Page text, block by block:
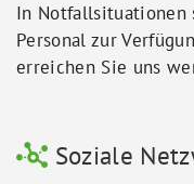
In Notfallsituationen
Personal zur
erreichen Sie uns
Soziale